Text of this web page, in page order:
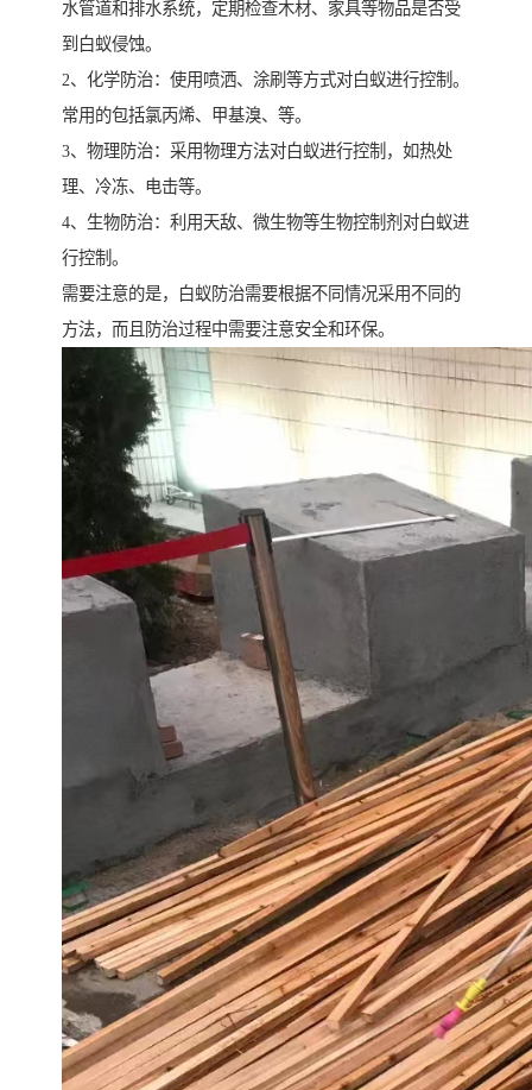
水管道和排水系统，定期检查木材、家具等物品是否受
到白蚁侵蚀。
2、化学防治：使用喷洒、涂刷等方式对白蚁进行控制。
常用的包括氯丙烯、甲基溴、等。
3、物理防治：采用物理方法对白蚁进行控制，如热处
理、冷冻、电击等。
4、生物防治：利用天敌、微生物等生物控制剂对白蚁进
行控制。
需要注意的是，白蚁防治需要根据不同情况采用不同的
方法，而且防治过程中需要注意安全和环保。